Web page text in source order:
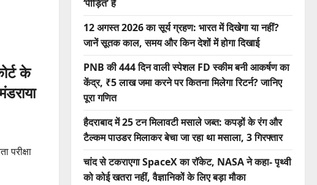
के
परीक्षा
‘पीड़ित’ है
12 अगस्त 2026 का सूर्य ग्रहण: भारत में दिखेगा या नहीं?
जानें सूतक काल, समय और किन देशों में होगा दिखाई
PNB की 444 दिन वाली स्पेशल FD स्कीम बनी आकर्षण का
केंद्र, ₹5 लाख जमा करने पर कितना मिलेगा रिटर्न? जानिए
पूरा गणित
हैदराबाद में 25 टन मिलावटी मसाले जब्त: कपड़ों के रंग और
टैल्कम पाउडर मिलाकर बेचा जा रहा था मसाला, 3 गिरफ्तार
चांद से टकराएगा SpaceX का रॉकेट, NASA ने कहा- पृथ्वी
को कोई खतरा नहीं, वैज्ञानिकों के लिए बड़ा मौका